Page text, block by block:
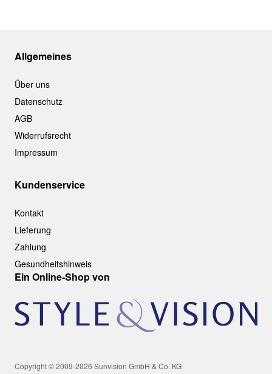
Allgemeines
Über uns
Datenschutz
AGB
Widerrufsrecht
Impressum
Kundenservice
Kontakt
Lieferung
Zahlung
Gesundheitshinweis
Ein Online-Shop von
Copyright © 2009-2026 Sunvision GmbH & Co. KG